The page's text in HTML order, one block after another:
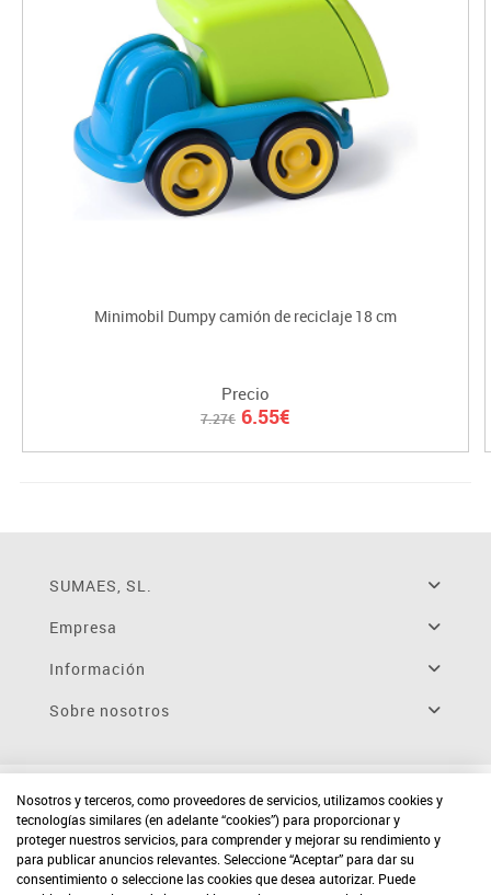
Minimobil Dumpy camión de reciclaje 18 cm
Precio
7.27€ 6.55€
SUMAES, SL.
Empresa
Información
Sobre nosotros
Nosotros y terceros, como proveedores de servicios, utilizamos cookies y
tecnologías similares (en adelante “cookies”) para proporcionar y
proteger nuestros servicios, para comprender y mejorar su rendimiento y
para publicar anuncios relevantes. Seleccione “Aceptar” para dar su
consentimiento o seleccione las cookies que desea autorizar. Puede